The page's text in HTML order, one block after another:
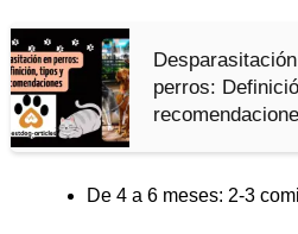
perros:
De 4 a 6 meses: 2-3